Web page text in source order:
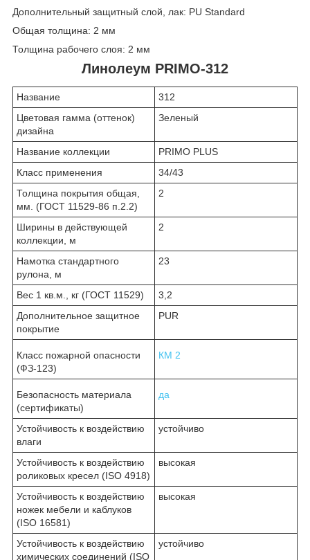
Дополнительный защитный слой, лак: PU Standard
Общая толщина: 2 мм
Толщина рабочего слоя: 2 мм
Линолеум PRIMO-312
Название
312
Цветовая гамма (оттенок)
дизайна
Зеленый
Название коллекции
PRIMO PLUS
Класс применения
34/43
Толщина покрытия общая,
мм. (ГОСТ 11529-86 п.2.2)
2
Ширины в действующей
коллекции, м
2
Намотка стандартного
рулона, м
23
Вес 1 кв.м., кг (ГОСТ 11529)
3,2
Дополнительное защитное
покрытие
PUR
Класс пожарной опасности
(ФЗ-123)
КМ 2
Безопасность материала
(сертификаты)
да
Устойчивость к воздействию
влаги
устойчиво
Устойчивость к воздействию
роликовых кресел (ISO 4918)
высокая
Устойчивость к воздействию
ножек мебели и каблуков
(ISO 16581)
высокая
Устойчивость к воздействию
химических соединений (ISO
устойчиво